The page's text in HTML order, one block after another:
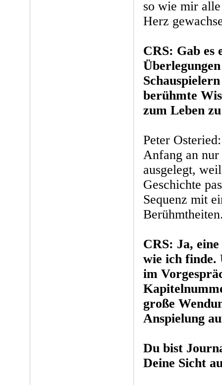
so wie mir alle
Herz
CRS: Gab es
berühmte
zum Leben
Peter
Anfang an nur
ausgelegt,
Geschichte
Sequenz mit
CRS: Ja,
wie ich finde.
im
große
Anspielung
Du bist
Deine Sicht